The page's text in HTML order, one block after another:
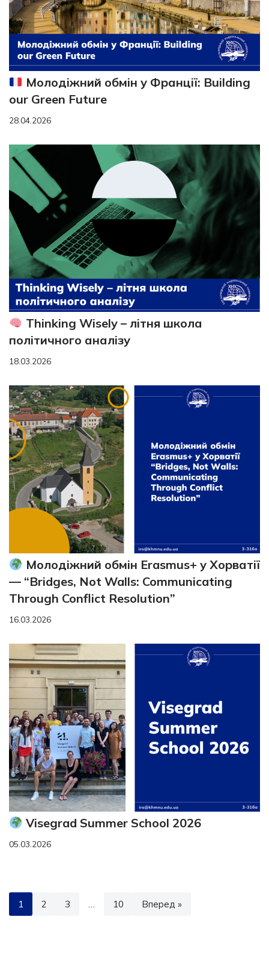
Молодіжний обмін у Франції: Building
our Green Future
28.04.2026
Thinking Wisely – літня школа
політичного аналізу
18.03.2026
Молодіжний обмін Erasmus+ у Хорватії
— “Bridges, Not Walls: Communicating
Through Conflict Resolution”
16.03.2026
Visegrad Summer School 2026
05.03.2026
1 2 3 10 Вперед »